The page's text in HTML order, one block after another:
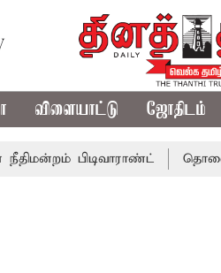
விளையாட்டு ஜோதிடம்
பிடிவாராண்ட்